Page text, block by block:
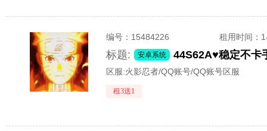
编号： 15484226 租用时间 ：
标题: 安卓系统 44S62A♥稳定不
区服:火影忍者/QQ账号/QQ账号区服
租3送1